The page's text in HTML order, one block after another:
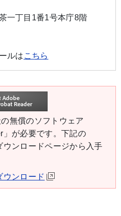
一丁目1番1号本庁8階
ルは こちら
無償のソフトウェア
」が必要です。下記の
ンロードページから入手
ンロード